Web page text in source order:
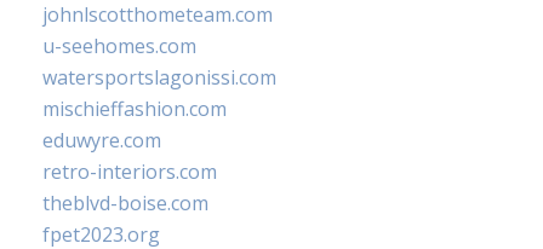
johnlscotthometeam.com
u-seehomes.com
watersportslagonissi.com
mischieffashion.com
eduwyre.com
retro-interiors.com
theblvd-boise.com
fpet2023.org